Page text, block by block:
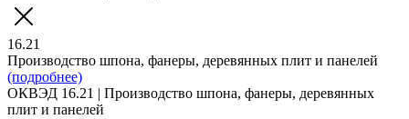
16.21
Производство шпона, фанеры, деревянных плит и панелей
(подробнее)
ОКВЭД 16.21 | Производство шпона, фанеры, деревянных
плит и панелей